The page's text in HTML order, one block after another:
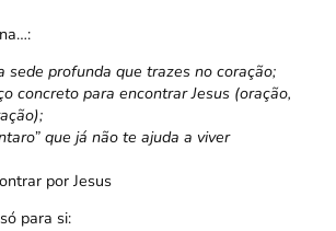
sede profunda que trazes no coração;
concreto para encontrar Jesus (oração,
que já não te ajuda a viver
por Jesus
para si: